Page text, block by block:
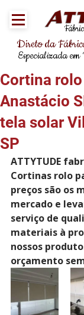
Direto da
Especializada
Cortina
Anastácio
tela solar
SP
ATTYTUDE
Cortinas rolo
preços são os
mercado e
serviço de
materiais à
nossos
orçamento